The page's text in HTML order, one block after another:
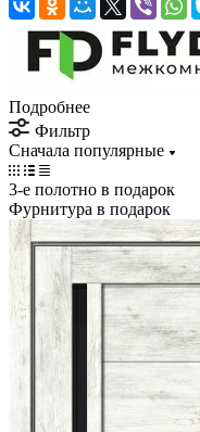
Подробнее
Фильтр
Сначала популярные
3-е полотно в подарок
Фурнитура в подарок